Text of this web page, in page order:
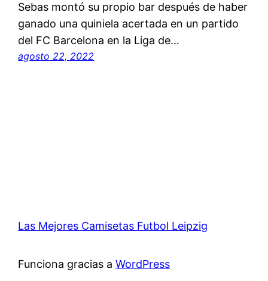
Sebas montó su propio bar después de haber
ganado una quiniela acertada en un partido
del FC Barcelona en la Liga de…
agosto 22, 2022
Las Mejores Camisetas Futbol Leipzig
Funciona gracias aWordPress